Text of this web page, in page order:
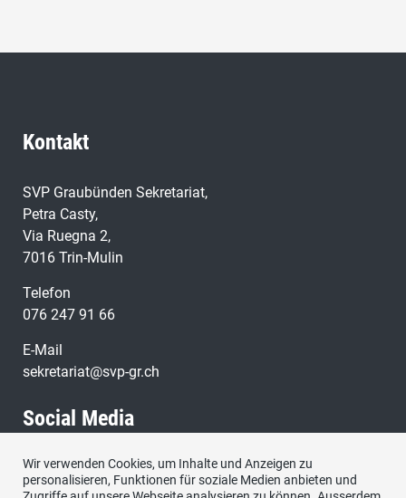
Kontakt
SVP Graubünden Sekretariat,
Petra Casty,
Via Ruegna 2,
7016 Trin-Mulin
Telefon
076 247 91 66
E-Mail
sekretariat@svp-gr.ch
Social Media
Besuchen Sie uns bei:
Wir verwenden Cookies, um Inhalte und Anzeigen zu
personalisieren, Funktionen für soziale Medien anbieten und